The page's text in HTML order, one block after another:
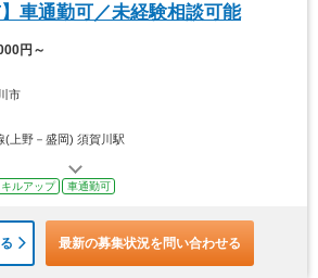
】車通勤可／未経験相談可能
円～
市
(上野－盛岡) 須賀川駅
キルアップ 車通勤可
最新の募集状況を問い合わせる